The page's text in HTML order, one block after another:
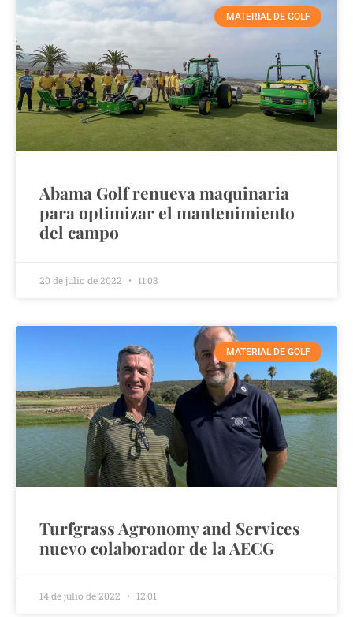
MATERIAL DE GOLF
Abama Golf renueva maquinaria
para optimizar el mantenimiento
del campo
20 de julio de 2022 11:03
MATERIAL DE GOLF
Turfgrass Agronomy and Services
nuevo colaborador de la AECG
14 de julio de 2022 12:01